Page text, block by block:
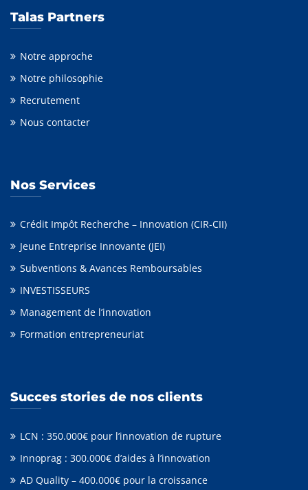
Talas Partners
Notre approche
Notre philosophie
Recrutement
Nous contacter
Nos Services
Crédit Impôt Recherche – Innovation (CIR-CII)
Jeune Entreprise Innovante (JEI)
Subventions & Avances Remboursables
INVESTISSEURS
Management de l’innovation
Formation entrepreneuriat
Succes stories de nos clients
LCN : 350.000€ pour l’innovation de rupture
Innoprag : 300.000€ d’aides à l’innovation
AD Quality – 400.000€ pour la croissance